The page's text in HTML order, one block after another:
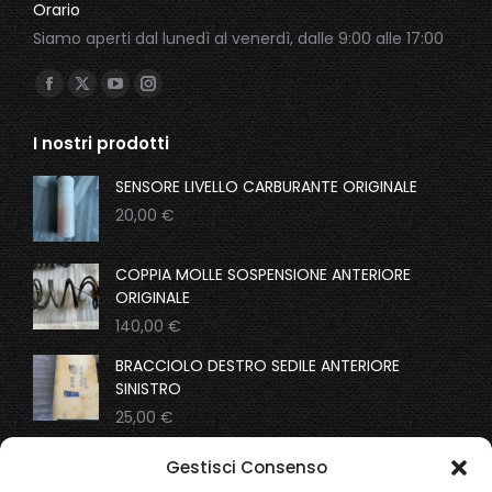
Gestisci Consenso
Orario
Siamo aperti dal lunedì al venerdì, dalle 9:00 alle 17:00
Ci puoi trovare su:
Facebook
page
opens
in
new
window
X
page
opens
in
new
window
YouTube
page
opens
in
new
window
Instagram
page
opens
in
new
window
I nostri prodotti
SENSORE LIVELLO CARBURANTE ORIGINALE
20,00€
COPPIA MOLLE SOSPENSIONE ANTERIORE
ORIGINALE
140,00€
BRACCIOLO DESTRO SEDILE ANTERIORE
SINISTRO
25,00€
COPPIA MOLLE SOSPENSIONI ANTERIORI
ORIGINALI